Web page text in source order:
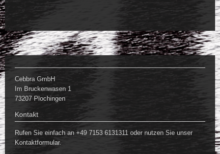
Cebbra GmbH
Im Bruckenwasen 1
73207 Plochingen
Kontakt
Rufen Sie einfach an +49 7153 6131311 oder nutzen Sie unser
Kontaktformular.